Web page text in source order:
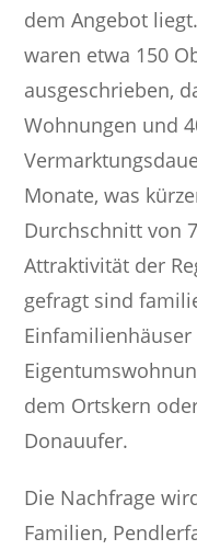
dem Angebot
waren etwa 150
ausgeschrieben,
Wohnungen und
Monate, was
Durchschnitt von
Attraktivität der
gefragt sind
dem Ortskern
Donauufer.
Die Nachfrage
Familien,